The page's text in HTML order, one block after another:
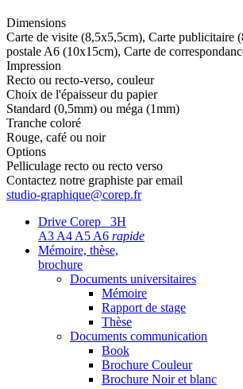
Dimensions
Carte de visite (8,5x5,5cm), Carte publicitaire
postale A6 (10x15cm), Carte de
Impression
Recto ou recto-verso, couleur
Choix de l'épaisseur du papier
Standard (0,5mm) ou méga (1mm)
Tranche coloré
Rouge, café ou noir
Options
Pelliculage recto ou recto verso
Contactez notre graphiste par email
studio-graphique@corep.fr
Drive Corep 3H
A3 A4 A5 A6 rapide
Mémoire, thèse,
brochure
Documents universitaires
Mémoire
Rapport de stage
Thèse
Documents communication
Book
Brochure Couleur
Brochure Noir et blanc